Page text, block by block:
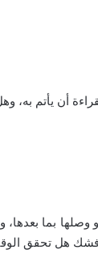
أو وصلها
فشك هل تحقق